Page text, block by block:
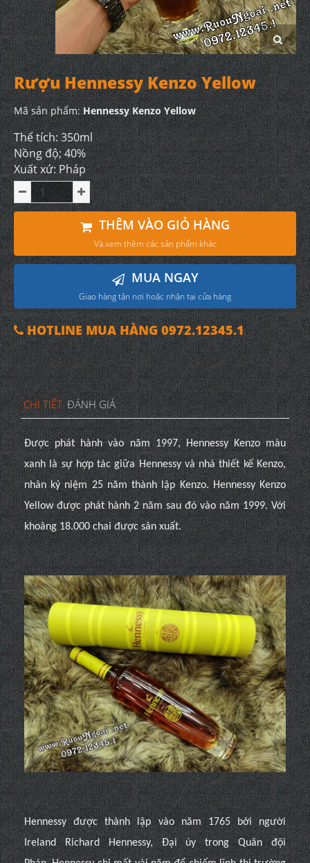
Rượu Hennessy Kenzo Yellow
Mã sản phẩm:Hennessy Kenzo Yellow
Thể tích: 350ml
Nồng độ; 40%
Xuất xứ: Pháp
THÊM VÀO GIỎ HÀNG
Và xem thêm các sản phẩm khác
MUA NGAY
Giao hàng tận nơi hoặc nhận tại cửa hàng
HOTLINE MUA HÀNG 0972.12345.1
CHI TIẾT ĐÁNH GIÁ
Được phát hành vào năm 1997, Hennessy Kenzo màu
xanh là sự hợp tác giữa Hennessy và nhà thiết kế Kenzo,
nhân kỷ niệm 25 năm thành lập Kenzo.Hennessy Kenzo
Yellow được phát hành 2 năm sau đó vào năm 1999. Với
khoảng 18.000 chai được sản xuất.
Hennessy được thành lập vào năm 1765 bởi người
Ireland Richard Hennessy, Đại úy trong Quân đội